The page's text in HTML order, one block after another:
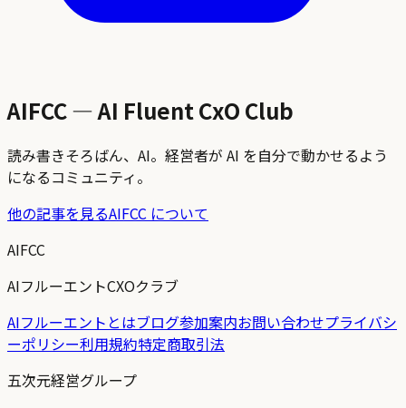
AIFCC — AI Fluent CxO Club
読み書きそろばん、AI。経営者が AI を自分で動かせるよう
になるコミュニティ。
他の記事を見るAIFCC について
AIFCC
AIフルーエントCXOクラブ
AIフルーエントとはブログ参加案内お問い合わせプライバシ
ーポリシー利用規約特定商取引法
五次元経営グループ